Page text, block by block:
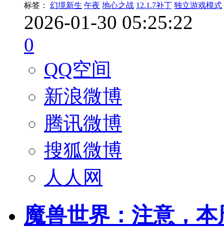
标签： 幻境新生 午夜 地心之战 12.1.7补丁 独立游戏模式
2026-01-30 05:25:22
0
QQ空间
新浪微博
腾讯微博
搜狐微博
人人网
魔兽世界：注意，